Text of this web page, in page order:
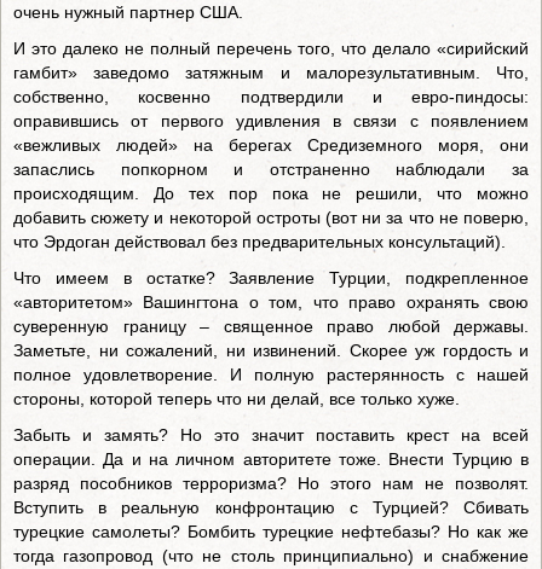
очень нужный партнер США.
И это далеко не полный перечень того, что делало «сирийский
гамбит» заведомо затяжным и малорезультативным. Что,
собственно, косвенно подтвердили и евро-пиндосы:
оправившись от первого удивления в связи с появлением
«вежливых людей» на берегах Средиземного моря, они
запаслись попкорном и отстраненно наблюдали за
происходящим. До тех пор пока не решили, что можно
добавить сюжету и некоторой остроты (вот ни за что не поверю,
что Эрдоган действовал без предварительных консультаций).
Что имеем в остатке? Заявление Турции, подкрепленное
«авторитетом» Вашингтона о том, что право охранять свою
суверенную границу – священное право любой державы.
Заметьте, ни сожалений, ни извинений. Скорее уж гордость и
полное удовлетворение. И полную растерянность с нашей
стороны, которой теперь что ни делай, все только хуже.
Забыть и замять? Но это значит поставить крест на всей
операции. Да и на личном авторитете тоже. Внести Турцию в
разряд пособников терроризма? Но этого нам не позволят.
Вступить в реальную конфронтацию с Турцией? Сбивать
турецкие самолеты? Бомбить турецкие нефтебазы? Но как же
тогда газопровод (что не столь принципиально) и снабжение